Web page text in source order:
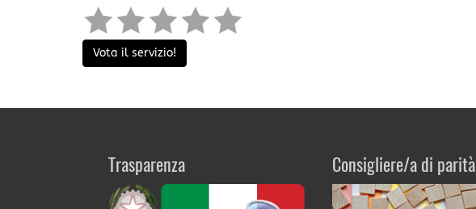
Vota il servizio!
Trasparenza Consigliere/a di parità